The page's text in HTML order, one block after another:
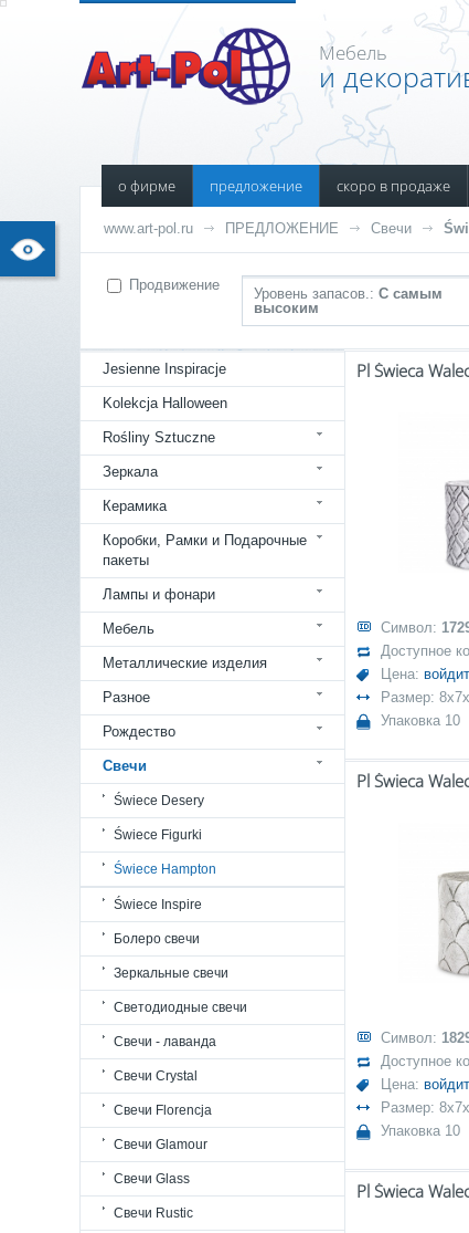
Мебель
и
о фирме предложение скоро в продаже
www.art-pol.ru ПРЕДЛОЖЕНИЕ Свечи
Продвижение
Уровень запасов.: С самым
высоким
Jesienne Inspiracje
Kolekcja Halloween
Rośliny Sztuczne
Зеркала
Керамика
Коробки, Рамки и Подарочные
пакеты
Лампы и фонари
Мебель
Металлические изделия
Разное
Рождество
Свечи
Świece Desery
Świece Figurki
Świece Hampton
Świece Inspire
Болеро свечи
Зеркальные свечи
Светодиодные свечи
Свечи - лаванда
Свечи Crystal
Свечи Florencja
Свечи Glamour
Свечи Glass
Свечи Rustic
Символ:
Доступное
Цена:
Размер:
Упаковка 10
Символ:
Доступное
Цена:
Размер:
Упаковка 10